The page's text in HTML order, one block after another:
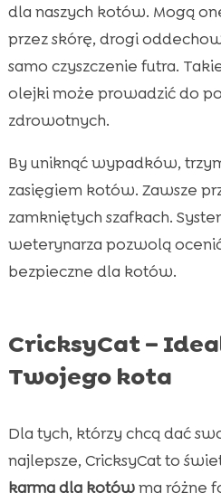
dla naszych kotów. Mogą
przez skórę, drogi
samo czyszczenie futra.
olejki może prowadzić do
zdrowotnych.
By uniknąć wypadków,
zasięgiem kotów. Zawsze
zamkniętych szafkach.
weterynarza pozwolą
bezpieczne dla kotów.
CricksyCat –
Twojego kota
Dla tych, którzy chcą dać
najlepsze, CricksyCat to
karma dla kotówma różne